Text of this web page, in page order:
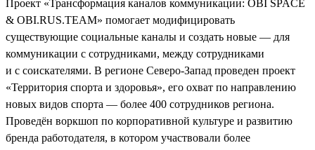
Проект «Трансформация каналов коммуникации: OBI SPACE
& OBI.RUS.TEAM» помогает модифицировать
существующие социальные каналы и создать новые — для
коммуникации с сотрудниками, между сотрудниками
и с соискателями. В регионе Северо-Запад проведен проект
«Территория спорта и здоровья», его охват по направлению
новых видов спорта — более 400 сотрудников региона.
Проведён воркшоп по корпоративной культуре и развитию
бренда работодателя, в котором участвовали более